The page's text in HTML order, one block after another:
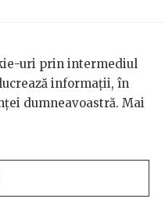
de conviețuire. Au
reciproc - „Gurule,”
lor secrete de limbaj.
„vin să se încarce
uri de pe Omu:
uri prin intermediul
informații, în
dumneavoastră. Mai